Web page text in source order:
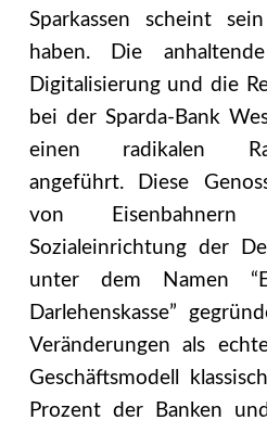
Sparkassen scheint
haben. Die
Digitalisierung und die
bei der Sparda-Bank
einen radikalen
angeführt. Diese
von
Sozialeinrichtung der
unter dem Namen
Darlehenskasse”
Veränderungen als
Geschäftsmodell
Prozent der Banken